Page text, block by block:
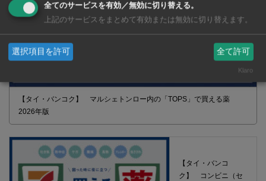
【タイ・バンコク】 マルシェトンロー内の「TOPS」で買える薬
2026年版
【タイ・バンコ
ク】 コンビニ（セ
全てのサービスを有効／無効に切り替える。
上記のサービスをまとめて有効または無効に切り替えます。
選択項目を許可 全て許可
Klaro